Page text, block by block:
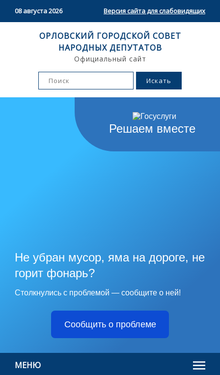
08 августа 2026 Версия сайта для слабовидящих
ОРЛОВСКИЙ ГОРОДСКОЙ СОВЕТ
НАРОДНЫХ ДЕПУТАТОВ
Официальный сайт
Решаем вместе
Не убран мусор, яма на дороге, не
горит фонарь?
Столкнулись с проблемой — сообщите о ней!
Сообщить о проблеме
МЕНЮ